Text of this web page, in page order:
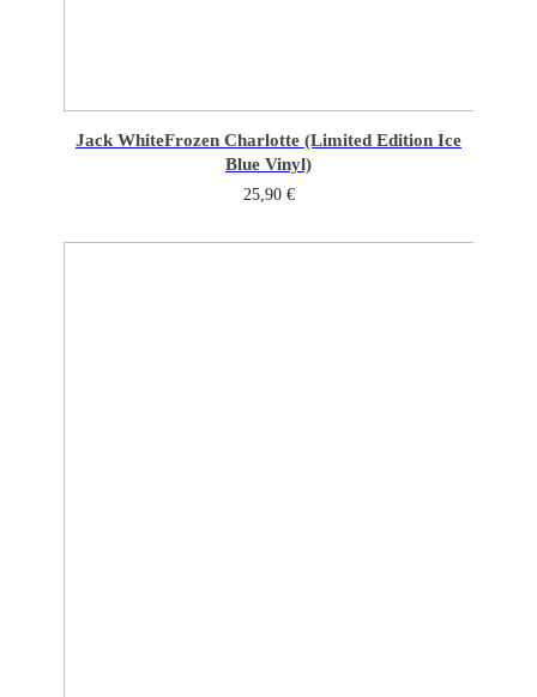
Jack WhiteFrozen Charlotte (Limited Edition Ice
Blue Vinyl)
25,90 €